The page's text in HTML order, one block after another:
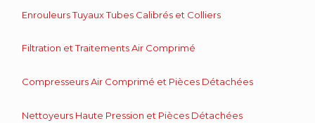
Enrouleurs Tuyaux Tubes Calibrés et Colliers
Filtration et Traitements Air Comprimé
Compresseurs Air Comprimé et Pièces Détachées
Nettoyeurs Haute Pression et Pièces Détachées